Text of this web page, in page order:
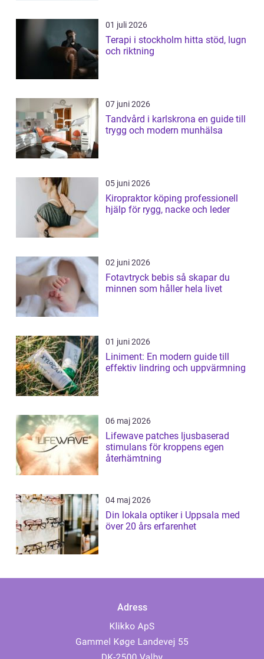
01 juli 2026
Terapi i stockholm hitta stöd, lugn
och riktning
07 juni 2026
Tandvård i karlskrona en guide till
trygg och modern munhälsa
05 juni 2026
Kiropraktor köping professionell
hjälp för rygg, nacke och leder
02 juni 2026
Fotavtryck bebis så skapar du
minnen som håller hela livet
01 juni 2026
Liniment: En modern guide till
effektiv lindring och uppvärmning
06 maj 2026
Lifewave patches ljusbaserad
stimulans för kroppens egen
återhämtning
04 maj 2026
Din lokala optiker i Uppsala med
över 20 års erfarenhet
Adress